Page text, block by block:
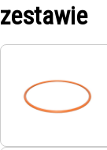
zestawie